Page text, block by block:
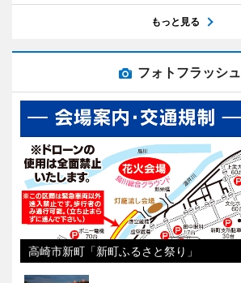
もっと見る
フォトフラッシュ
高崎市新町「新町ふるさと祭り」